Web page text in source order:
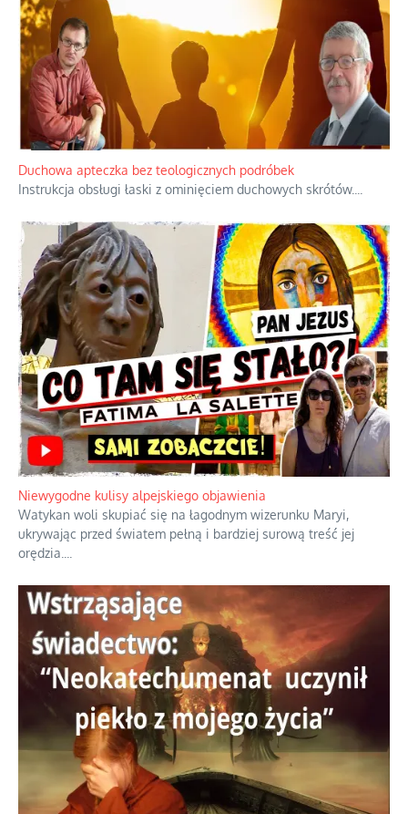
Duchowa apteczka bez teologicznych podróbek
Instrukcja obsługi łaski z ominięciem duchowych skrótów.
Niewygodne kulisy alpejskiego objawienia
Watykan woli skupiać się na łagodnym wizerunku Maryi,
ukrywając przed światem pełną i bardziej surową treść jej
orędzia.